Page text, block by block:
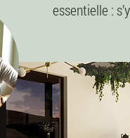
essentielle :